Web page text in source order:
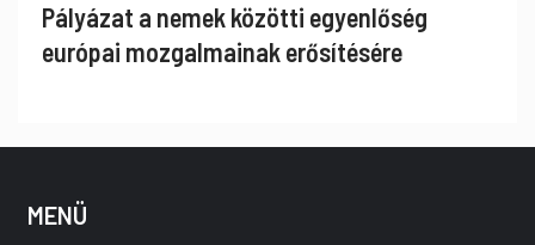
Pályázat a nemek közötti egyenlőség
európai mozgalmainak erősítésére
MENÜ